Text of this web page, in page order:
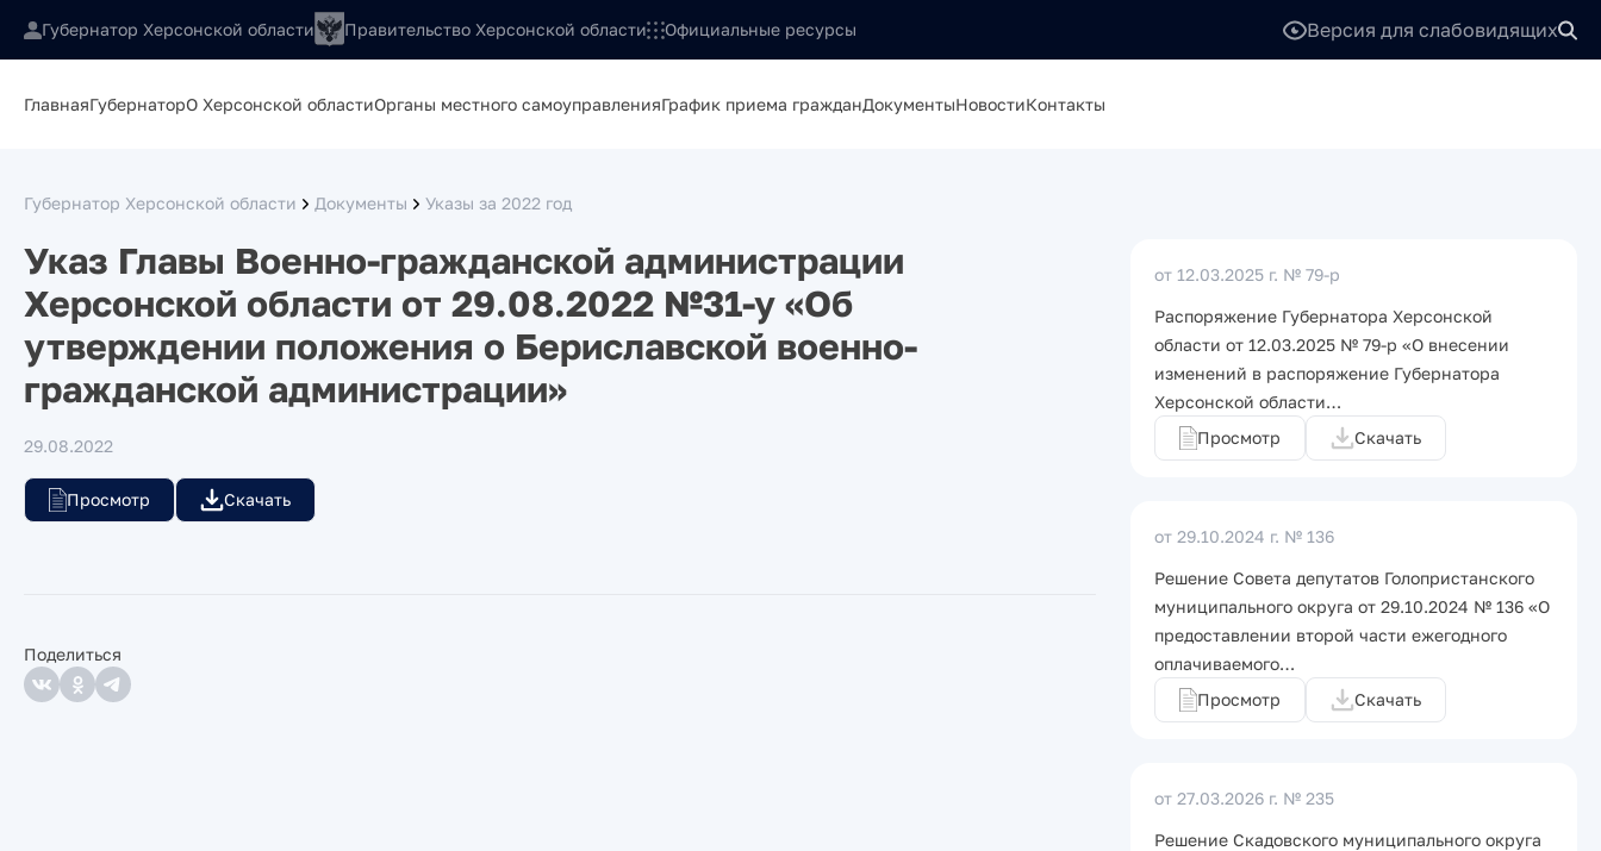
Губернатор Херсонской области Правительство Херсонской области Официальные ресурсы Версия для слабовидящих
ГлавнаяГубернаторО Херсонской областиОрганы местного самоуправленияГрафик приема гражданДокументыНовостиКонтакты
Губернатор Херсонской области Документы Указы за 2022 год
Указ Главы Военно-гражданской администрации
Херсонской области от 29.08.2022 №31-у «Об
утверждении положения о Бериславской военно-
гражданской администрации»
29.08.2022
Просмотр Скачать
Поделиться
от 12.03.2025 г. № 79-р
Распоряжение Губернатора Херсонской
области от 12.03.2025 № 79-р «О внесении
изменений в распоряжение Губернатора
Херсонской области…
Просмотр
Скачать
от 29.10.2024 г. № 136
Решение Совета депутатов Голопристанского
муниципального округа от 29.10.2024 № 136 «О
предоставлении второй части ежегодного
оплачиваемого…
Просмотр
Скачать
от 27.03.2026 г. № 235
Решение Скадовского муниципального округа